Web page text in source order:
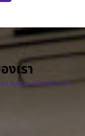
เรา
ร รถสวย บริการดี ราคา